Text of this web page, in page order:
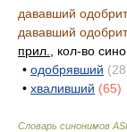
дававший
дававший
прил.
, кол-во
• одобрявший
• хваливший (65)
Словарь синонимов